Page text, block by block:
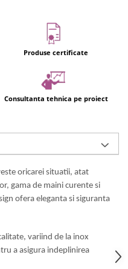
Produse certificate
Consultanta tehnica pe proiect
oricarei situatii, atat
gama de maini curente si
ofera eleganta si siguranta
variind de la inox
a asigura indeplinirea